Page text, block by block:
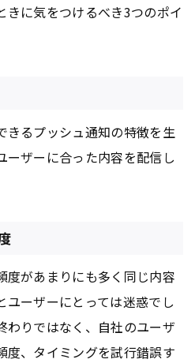
きに気をつけるべき3つのポイ
きるプッシュ通知の特徴を生
ーザーに合った内容を配信し
度があまりにも多く同じ内容
ユーザーにとっては迷惑でし
わりではなく、自社のユーザ
度、タイミングを試行錯誤す